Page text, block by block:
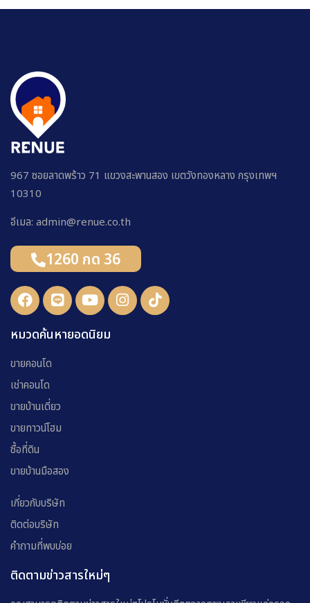
967 ซอยลาดพร้าว 71 แขวงสะพานสอง เขตวังทองหลาง กรุงเทพฯ
10310
อีเมล: admin@renue.co.th
1260 กด 36
หมวดค้นหายอดนิยม
ขายคอนโด
เช่าคอนโด
ขายบ้านเดี่ยว
ขายทาวน์โฮม
ซื้อที่ดิน
ขายบ้านมือสอง
เกี่ยวกับบริษัท
ติดต่อบริษัท
คำถามที่พบบ่อย
ติดตามข่าวสารใหม่ๆ